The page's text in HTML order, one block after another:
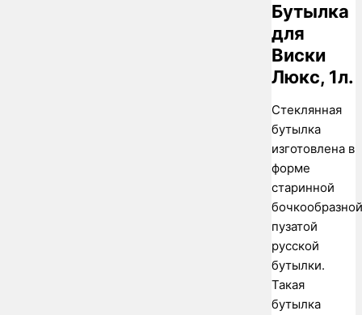
Бутылка
для
Виски
Люкс, 1л.
Стеклянная
бутылка
изготовлена в
форме
старинной
пузатой
русской
бутылки.
Такая
бутылка